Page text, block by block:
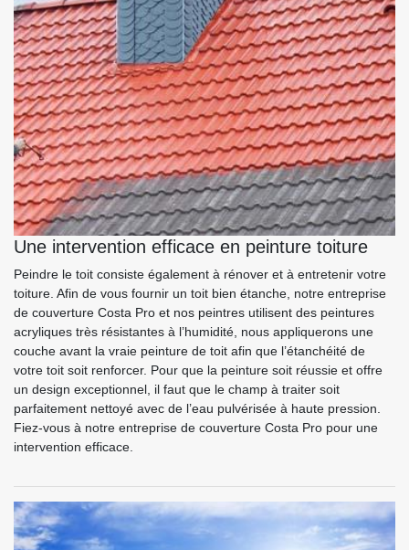
Une intervention efficace en peinture toiture
Peindre le toit consiste également à rénover et à entretenir votre
toiture. Afin de vous fournir un toit bien étanche, notre entreprise
de couverture Costa Pro et nos peintres utilisent des peintures
acryliques très résistantes à l’humidité, nous appliquerons une
couche avant la vraie peinture de toit afin que l’étanchéité de
votre toit soit renforcer. Pour que la peinture soit réussie et offre
un design exceptionnel, il faut que le champ à traiter soit
parfaitement nettoyé avec de l’eau pulvérisée à haute pression.
Fiez-vous à notre entreprise de couverture Costa Pro pour une
intervention efficace.